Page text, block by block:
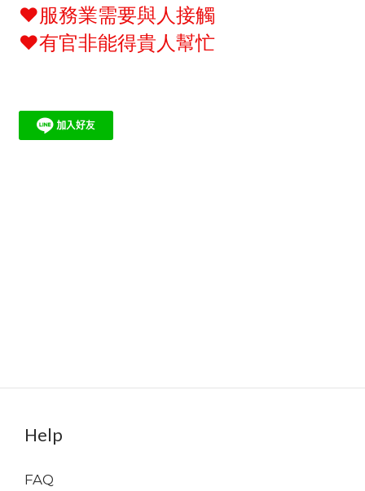
♥服務業需要與人接觸
♥有官非能得貴人幫忙
Help
FAQ